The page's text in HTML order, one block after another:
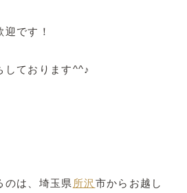
です！
しております^^♪
のは、埼玉県 所沢 市からお越し